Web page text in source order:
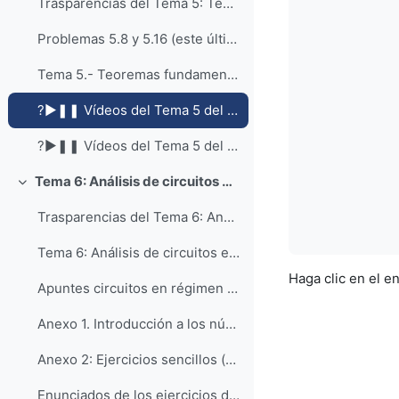
Trasparencias del Tema 5: Teoremas fundamentales del análisis de circuitos (superposición, Thevenin y Norton)
Problemas 5.8 y 5.16 (este último resuelto por nudos)
Tema 5.- Teoremas fundamentales del análisis de ci...
?►❚❚ Vídeos del Tema 5 del profesor Dr. Miguel Ángel García García
?►❚❚ Vídeos del Tema 5 del profesor Mur
Colapsar Tema 6: Análisis de circuitos en Régimen Estacionario Sinusoidal (RES)
Trasparencias del Tema 6: Análisis de circuitos en Régimen Estacionario Sinusoidal (RES)
Tema 6: Análisis de circuitos en régimen estaciona...
Apuntes circuitos en régimen estacionario sinusoidal _2020/21
Anexo 1. Introducción a los números complejos (curso 2021/22)
Anexo 2: Ejercicios sencillos (♦) para ir practicando con circuitos RES y números complejos
Enunciados de los ejercicios del anexo 2.
Haga clic en el